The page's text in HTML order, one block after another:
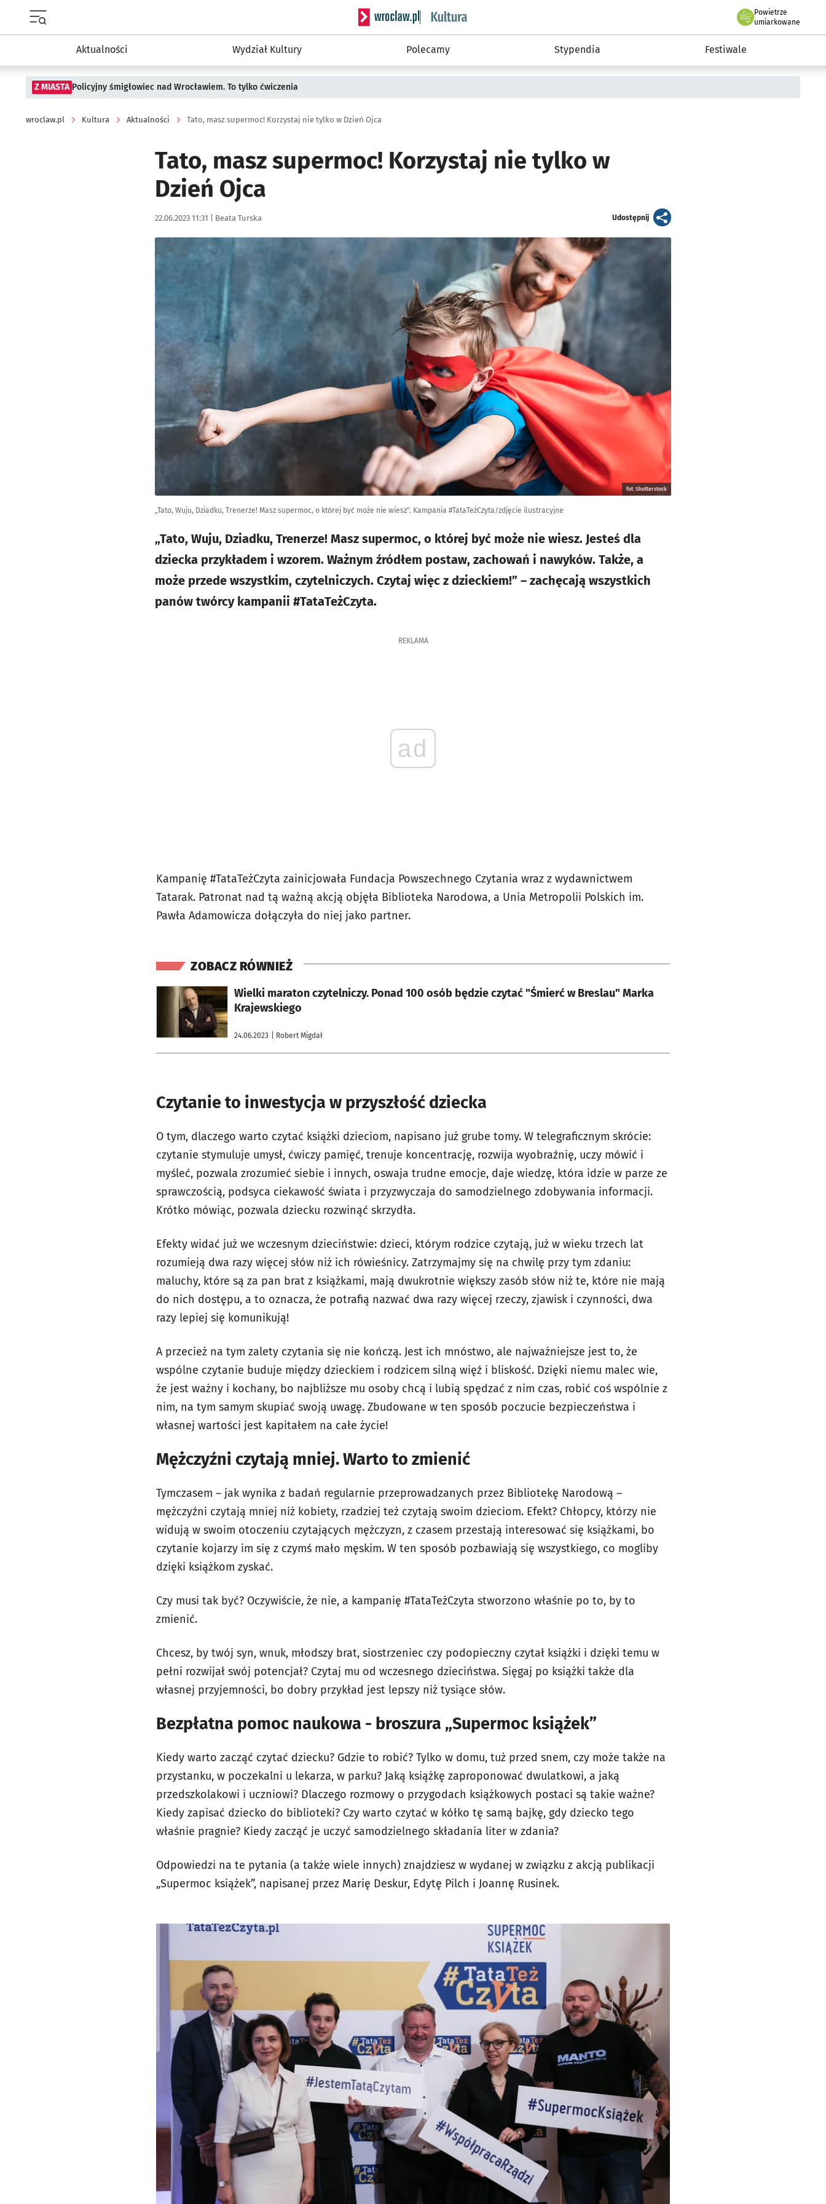
Serwis informacyjny wroclaw.pl podserwis: Kultura
Powietrze
we Wrocławiu
umiarkowane
Aktualności Wydział Kultury Polecamy Stypendia Festiwale
Z MIASTA Policyjny śmigłowiec nad Wrocławiem. To tylko ćwiczenia
wroclaw.pl Kultura Aktualności Tato, masz supermoc! Korzystaj nie tylko w Dzień Ojca
Tato, masz supermoc! Korzystaj nie tylko w
Dzień Ojca
Data publikacji:
22.06.2023 11:31 | Autor:
Beata Turska Udostępnijartykuł
Kliknij, aby powiększyć
fot. Shutterstock
„Tato, Wuju, Dziadku, Trenerze! Masz supermoc, o której być może nie wiesz". Kampania #TataTeżCzyta/zdjęcie ilustracyjne
„Tato, Wuju, Dziadku, Trenerze! Masz supermoc, o której być może nie wiesz. Jesteś dla
dziecka przykładem i wzorem. Ważnym źródłem postaw, zachowań i nawyków. Także, a
może przede wszystkim, czytelniczych. Czytaj więc z dzieckiem!” – zachęcają wszystkich
panów twórcy kampanii #TataTeżCzyta.
REKLAMA
ad
Kampanię #TataTeżCzyta zainicjowała Fundacja Powszechnego Czytania wraz z wydawnictwem
Tatarak. Patronat nad tą ważną akcją objęła Biblioteka Narodowa, a Unia Metropolii Polskich im.
Pawła Adamowicza dołączyła do niej jako partner.
ZOBACZ RÓWNIEŻ
Wielki maraton czytelniczy. Ponad 100 osób będzie czytać "Śmierć w Breslau" Marka
Krajewskiego
24.06.2023 | Robert Migdał
otworzy się w nowej karcie
Czytanie to inwestycja w przyszłość dziecka
O tym, dlaczego warto czytać książki dzieciom, napisano już grube tomy. W telegraficznym skrócie:
czytanie stymuluje umysł, ćwiczy pamięć, trenuje koncentrację, rozwija wyobraźnię, uczy mówić i
myśleć, pozwala zrozumieć siebie i innych, oswaja trudne emocje, daje wiedzę, która idzie w parze ze
sprawczością, podsyca ciekawość świata i przyzwyczaja do samodzielnego zdobywania informacji.
Krótko mówiąc, pozwala dziecku rozwinąć skrzydła.
Efekty widać już we wczesnym dzieciństwie: dzieci, którym rodzice czytają, już w wieku trzech lat
rozumieją dwa razy więcej słów niż ich rówieśnicy. Zatrzymajmy się na chwilę przy tym zdaniu:
maluchy, które są za pan brat z książkami, mają dwukrotnie większy zasób słów niż te, które nie mają
do nich dostępu, a to oznacza, że potrafią nazwać dwa razy więcej rzeczy, zjawisk i czynności, dwa
razy lepiej się komunikują!
A przecież na tym zalety czytania się nie kończą. Jest ich mnóstwo, ale najważniejsze jest to, że
wspólne czytanie buduje między dzieckiem i rodzicem silną więź i bliskość. Dzięki niemu malec wie,
że jest ważny i kochany, bo najbliższe mu osoby chcą i lubią spędzać z nim czas, robić coś wspólnie z
nim, na tym samym skupiać swoją uwagę. Zbudowane w ten sposób poczucie bezpieczeństwa i
własnej wartości jest kapitałem na całe życie!
Mężczyźni czytają mniej. Warto to zmienić
Tymczasem – jak wynika z badań regularnie przeprowadzanych przez Bibliotekę Narodową –
mężczyźni czytają mniej niż kobiety, rzadziej też czytają swoim dzieciom. Efekt? Chłopcy, którzy nie
widują w swoim otoczeniu czytających mężczyzn, z czasem przestają interesować się książkami, bo
czytanie kojarzy im się z czymś mało męskim. W ten sposób pozbawiają się wszystkiego, co mogliby
dzięki książkom zyskać.
Czy musi tak być? Oczywiście, że nie, a kampanię #TataTeżCzyta stworzono właśnie po to, by to
zmienić.
Chcesz, by twój syn, wnuk, młodszy brat, siostrzeniec czy podopieczny czytał książki i dzięki temu w
pełni rozwijał swój potencjał? Czytaj mu od wczesnego dzieciństwa. Sięgaj po książki także dla
własnej przyjemności, bo dobry przykład jest lepszy niż tysiące słów.
Bezpłatna pomoc naukowa - broszura „Supermoc książek”
Kiedy warto zacząć czytać dziecku? Gdzie to robić? Tylko w domu, tuż przed snem, czy może także na
przystanku, w poczekalni u lekarza, w parku? Jaką książkę zaproponować dwulatkowi, a jaką
przedszkolakowi i uczniowi? Dlaczego rozmowy o przygodach książkowych postaci są takie ważne?
Kiedy zapisać dziecko do biblioteki? Czy warto czytać w kółko tę samą bajkę, gdy dziecko tego
właśnie pragnie? Kiedy zacząć je uczyć samodzielnego składania liter w zdania?
Odpowiedzi na te pytania (a także wiele innych) znajdziesz w wydanej w związku z akcją publikacji
„Supermoc książek”, napisanej przez Marię Deskur, Edytę Pilch i Joannę Rusinek.